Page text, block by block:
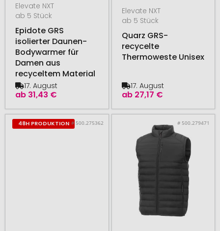
Elevate NXT
ab 5 Stück
Epidote GRS
isolierter Daunen-
Bodywarmer für
Damen aus
recyceltem Material
ab 31,43 €
17. August
Elevate NXT
ab 5 Stück
Quarz GRS-
recycelte
Thermoweste Unisex
ab 27,17 €
17. August
48H PRODUKTION # 500.275362 # 500.279471